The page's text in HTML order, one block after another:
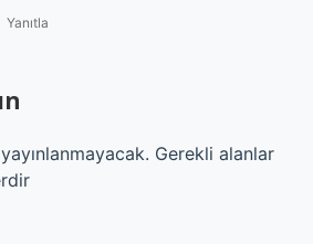
Yanıtla
Gerekli alanlar